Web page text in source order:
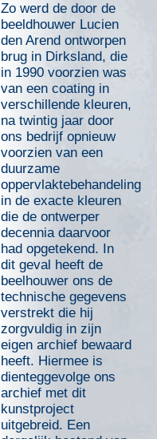
Zo werd de door de
beeldhouwer Lucien
den Arend ontworpen
brug in Dirksland, die
in 1990 voorzien was
van een coating in
verschillende kleuren,
na twintig jaar door
ons bedrijf opnieuw
voorzien van een
duurzame
oppervlaktebehandeling
in de exacte kleuren
die de ontwerper
decennia daarvoor
had opgetekend. In
dit geval heeft de
beelhouwer ons de
technische gegevens
verstrekt die hij
zorgvuldig in zijn
eigen archief bewaard
heeft. Hiermee is
dienteggevolge ons
archief met dit
kunstproject
uitgebreid. Een